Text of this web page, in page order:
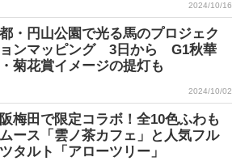
2024/10/16
・円山公園で光る馬のプロジェク
ンマッピング 3日から G1秋華
菊花賞イメージの提灯も
2024/10/02
梅田で限定コラボ！全10色ふわも
ース「雲ノ茶カフェ」と人気フル
タルト「アローツリー」